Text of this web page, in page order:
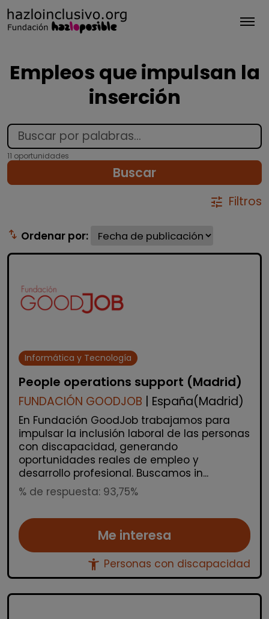
Empleos que impulsan la
inserción
11 oportunidades
Buscar
tune Filtros
swap_vert Ordenar por:
Informática y Tecnología
People operations support (Madrid)
FUNDACIÓN GOODJOB | España(Madrid)
En Fundación GoodJob trabajamos para
impulsar la inclusión laboral de las personas
con discapacidad, generando
oportunidades reales de empleo y
desarrollo profesional. Buscamos in...
% de respuesta: 93,75%
Me interesa
accessibility_new Personas con discapacidad